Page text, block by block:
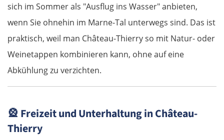
sich im Sommer als "Ausflug ins Wasser" anbieten,
wenn Sie ohnehin im Marne-Tal unterwegs sind. Das ist
praktisch, weil man Château-Thierry so mit Natur- oder
Weinetappen kombinieren kann, ohne auf eine
Abkühlung zu verzichten.
🎡 Freizeit und Unterhaltung in Château-
Thierry
Neapel
Gaeta
Rom